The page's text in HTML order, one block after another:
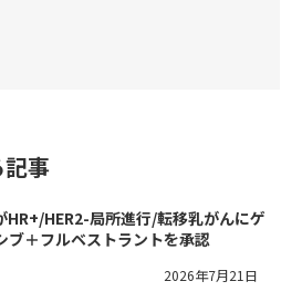
事
HR+/HER2-局所進行/転移乳がんにゲ
ブ＋フルベストラントを承認
2026年7月21日